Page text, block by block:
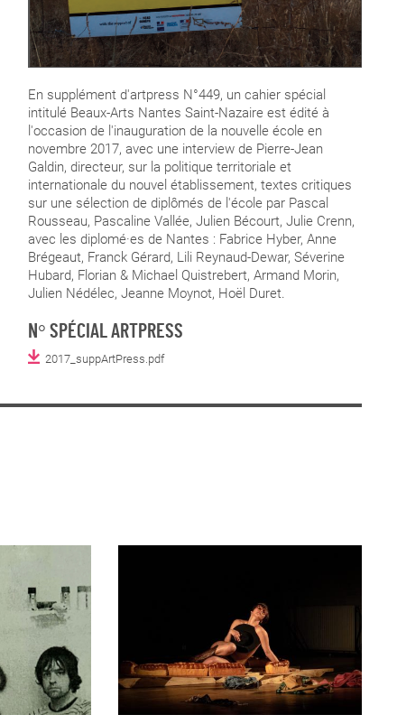
En supplément d'artpress N°449, un cahier spécial
intitulé Beaux-Arts Nantes Saint-Nazaire est édité à
l'occasion de l'inauguration de la nouvelle école en
novembre 2017, avec une interview de Pierre-Jean
Galdin, directeur, sur la politique territoriale et
internationale du nouvel établissement, textes critiques
sur une sélection de diplômés de l'école par Pascal
Rousseau, Pascaline Vallée, Julien Bécourt, Julie Crenn,
avec les diplomé·es de Nantes : Fabrice Hyber, Anne
Brégeaut, Franck Gérard, Lili Reynaud-Dewar, Séverine
Hubard, Florian & Michael Quistrebert, Armand Morin,
Julien Nédélec, Jeanne Moynot, Hoël Duret.
N° SPÉCIAL ARTPRESS
2017_suppArtPress.pdf